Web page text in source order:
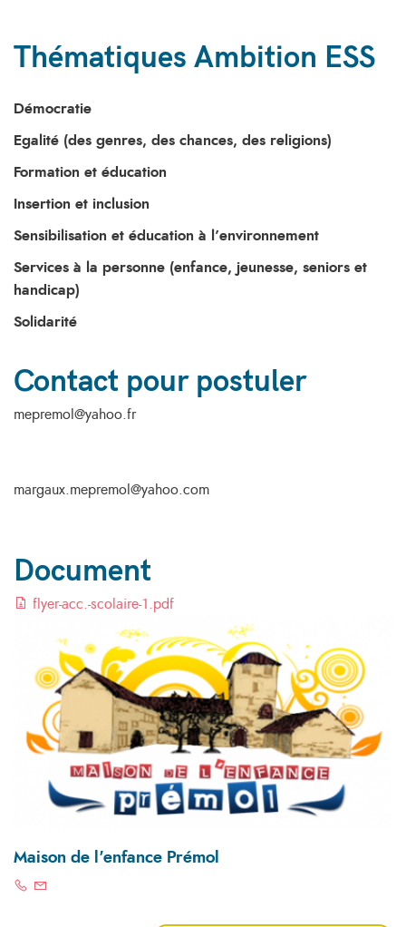
Thématiques Ambition ESS
Démocratie
Egalité (des genres, des chances, des religions)
Formation et éducation
Insertion et inclusion
Sensibilisation et éducation à l’environnement
Services à la personne (enfance, jeunesse, seniors et
handicap)
Solidarité
Contact pour postuler
mepremol@yahoo.fr
margaux.mepremol@yahoo.com
Document
flyer-acc.-scolaire-1.pdf
Maison de l'enfance Prémol